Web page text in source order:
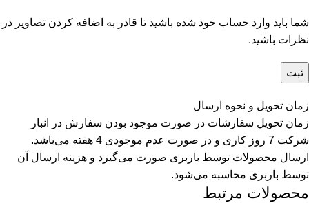
شما باید وارد حساب خود شده باشید تا قادر به اضافه کردن تصاویر در
نظرات باشید.
زمان تحویل و نحوه ارسال
زمان تحویل سفارشات در صورت موجود بودن سفارش در انبار
شرکت 7 روز کاری و در صورت عدم موجودی 4 هفته می‌باشد.
ارسال محصولات توسط باربری صورت می‌گیرد و هزینه ارسال آن
توسط باربری محاسبه می‌شود.
محصولات مرتبط